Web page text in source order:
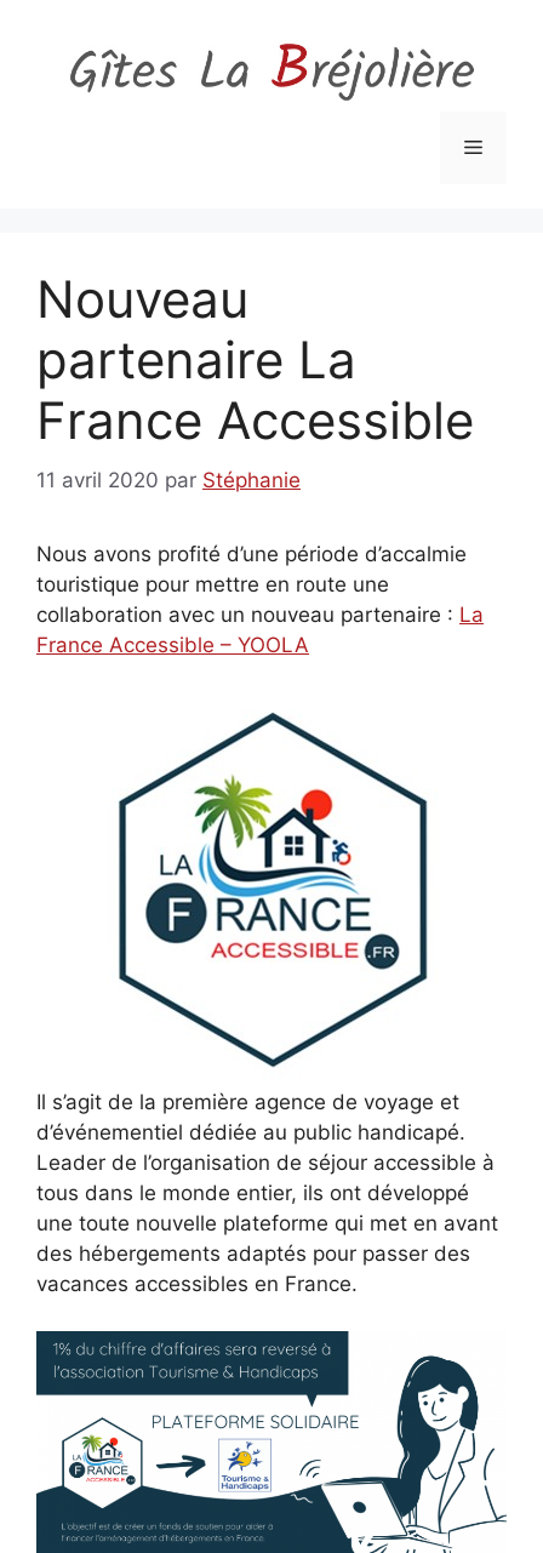
contenu
Menu
Nouveau
partenaire La
France Accessible
11 avril 2020 par Stéphanie
Nous avons profité d’une période d’accalmie
touristique pour mettre en route une
collaboration avec un nouveau partenaire : La
France Accessible – YOOLA
Il s’agit de la première agence de voyage et
d’événementiel dédiée au public handicapé.
Leader de l’organisation de séjour accessible à
tous dans le monde entier, ils ont développé
une toute nouvelle plateforme qui met en avant
des hébergements adaptés pour passer des
vacances accessibles en France.